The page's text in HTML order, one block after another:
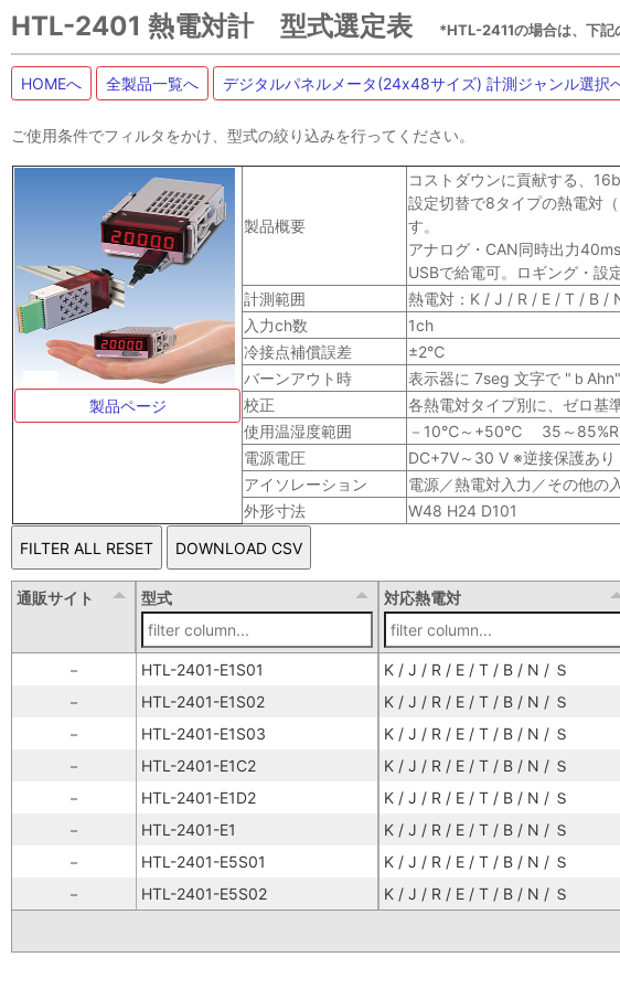
HTL-2401 熱電対計 型式選定表 *HTL-2411の場合は、下
HOMEへ 全製品一覧へ デジタルパネルメータ(24x48サイズ) 計測ジャンル選択
ご使用条件でフィルタをかけ、型式の絞り込みを行ってください。
製品ページ
製品概要
コストダウンに貢献する、
設定切替で8タイプの熱電対
す。
アナログ・CAN同時出力40ms
USBで給電可。ロギング・設
計測範囲
熱電対：K / J / R / E / T / B /
入力ch数
1ch
冷接点補償誤差
±2℃
バーンアウト時
表示器に 7seg 文字で "ｂ
校正
各熱電対タイプ別に、ゼロ基
使用温湿度範囲
－10℃～+50℃ 35～85%RH
電源電圧
DC+7V～30 V ※逆接保護あ
アイソレーション
電源／熱電対入力／その他の
外形寸法
W48 H24 D101
通販サイト 型式 対応熱電対
－ HTL-2401-E1S01 K / J / R / E / T / B / N / Ｓ
－
HTL-2401-E1S02 K / J / R / E / T / B / N / Ｓ
－
HTL-2401-E1S03 K / J / R / E / T / B / N / Ｓ
－
HTL-2401-E1C2 K / J / R / E / T / B / N / Ｓ
－
HTL-2401-E1D2 K / J / R / E / T / B / N / Ｓ
－
HTL-2401-E1 K / J / R / E / T / B / N / Ｓ
－
HTL-2401-E5S01 K / J / R / E / T / B / N / Ｓ
－
HTL-2401-E5S02 K / J / R / E / T / B / N / Ｓ